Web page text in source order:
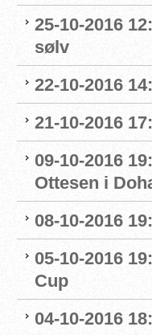
25-10-2016
sølv
22-10-2016
21-10-2016
09-10-2016
Ottesen i
08-10-2016
05-10-2016
Cup
04-10-2016